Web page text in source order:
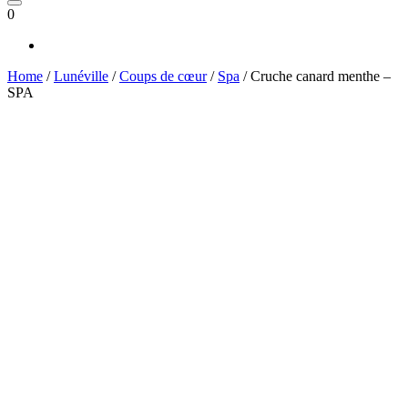
0
Home /Lunéville /Coups de cœur/ Spa / Cruche canard menthe –
SPA